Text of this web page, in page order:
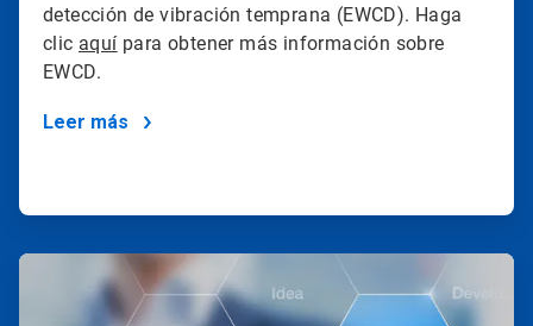
detección de vibración temprana (EWCD). Haga
clic aquí para obtener más información sobre
EWCD.
Leer más
ArticleTile